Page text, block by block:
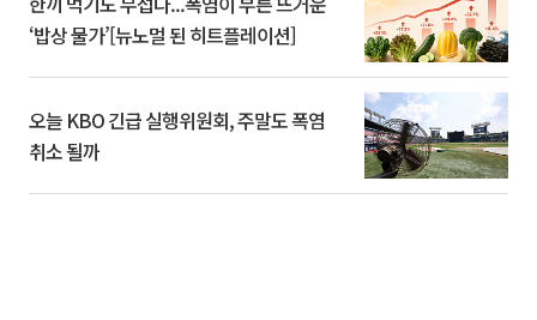
‘밥상 물가’[뉴노멀 된 히트플레이션]
오늘 KBO 긴급 실행위원회, 주말도 폭염
취소 될까